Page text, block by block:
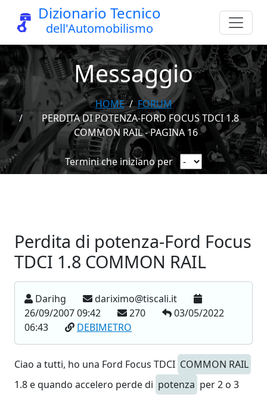
Dizionario Tecnico
dell'Automobilismo
Messaggio
HOME
FORUM
PERDITA DI POTENZA-FORD FOCUS TDCI 1.8
COMMON RAIL - PAGINA 16
Termini che iniziano per
Perdita di potenza-Ford Focus
TDCI 1.8 COMMON RAIL
Darihg
dariximo@tiscali.it
26/09/2007 09:42
270
03/05/2022
06:43
DEBIMETRO
Ciao a tutti, ho una Ford Focus TDCI COMMON RAIL
1.8 e quando accelero perde di potenza per 2 o 3